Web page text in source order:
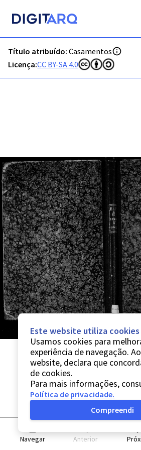
Título atribuído: Casamentos
Licença:CC BY-SA 4.0
Navegar Anterior
Este website utiliza cookies
Usamos cookies para
experiência de navegação.
website, declara que
de cookies.
Para mais informações,
Política de privacidade.
Compreendi